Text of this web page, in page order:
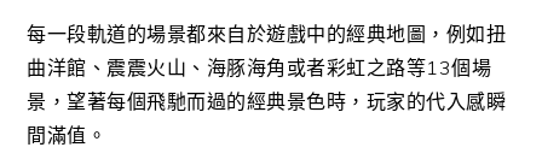
每一段軌道的場景都來自於遊戲中的經典地圖，例如扭
曲洋館、震震火山、海豚海角或者彩虹之路等13個場
景，望著每個飛馳而過的經典景色時，玩家的代入感瞬
間滿值。